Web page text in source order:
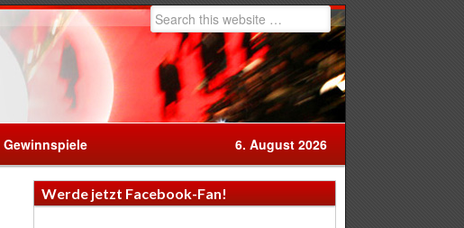
Gewinnspiele 6. August 2026
Werde jetzt Facebook-Fan!